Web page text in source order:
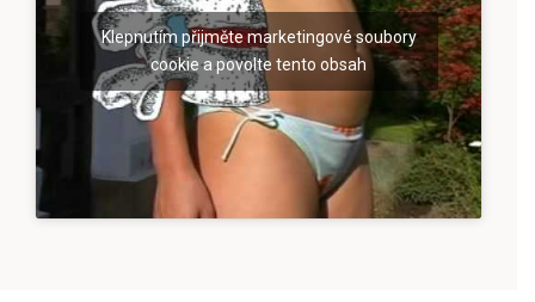
Klepnutím přijměte marketingové soubory
cookie a povolte tento obsah